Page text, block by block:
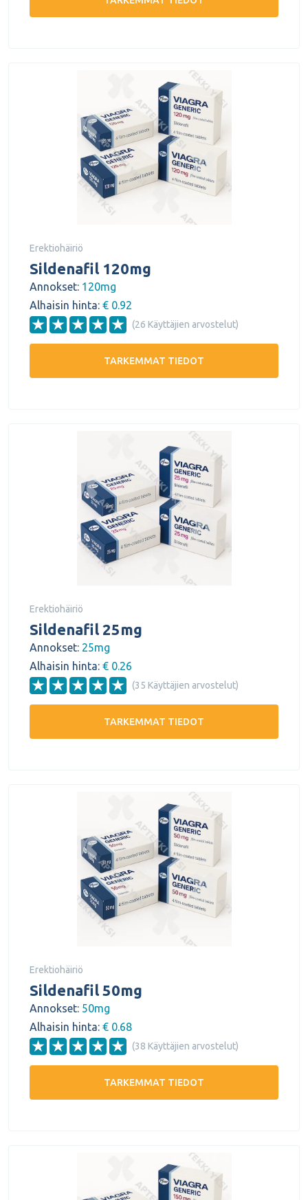
Erektiohäiriö
Sildenafil 120mg
Annokset: 120mg
Alhaisin hinta: € 0.92
(26 Käyttäjien arvostelut)
TARKEMMAT TIEDOT
Erektiohäiriö
Sildenafil 25mg
Annokset: 25mg
Alhaisin hinta: € 0.26
(35 Käyttäjien arvostelut)
TARKEMMAT TIEDOT
Erektiohäiriö
Sildenafil 50mg
Annokset: 50mg
Alhaisin hinta: € 0.68
(38 Käyttäjien arvostelut)
TARKEMMAT TIEDOT